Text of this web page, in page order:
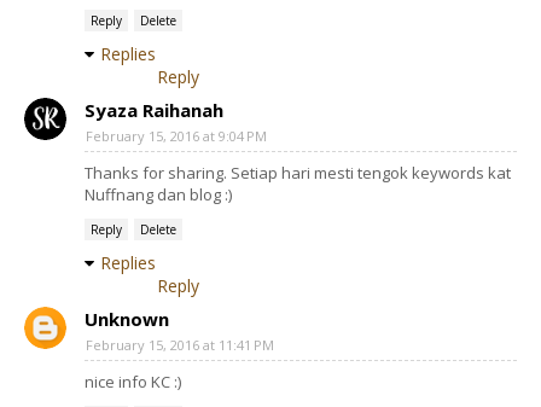
Reply Delete
Replies
Reply
Syaza Raihanah
February 15, 2016 at 9:04 PM
Thanks for sharing. Setiap hari mesti tengok keywords kat
Nuffnang dan blog :)
Reply Delete
Replies
Reply
Unknown
February 15, 2016 at 11:41 PM
nice info KC :)